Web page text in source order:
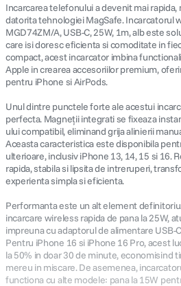
Incarcarea telefonului a devenit mai rapida,
datorita tehnologiei MagSafe. Incarcatorul
MGD74ZM/A, USB-C, 25W, 1m, alb este
care isi doresc eficienta si comoditate in
compact, acest incarcator imbina
Apple in crearea accesoriilor premium,
pentru iPhone si AirPods.
Unul dintre punctele forte ale acestui
perfecta. Magneții integrati se fixeaza
ului compatibil, eliminand grija alinierii
Aceasta caracteristica este disponibila
ulterioare, inclusiv iPhone 13, 14, 15 si 16.
rapida, stabila si lipsita de intreruperi,
experienta simpla si eficienta.
Performanta este un alt element
incarcare wireless rapida de pana la 25W,
impreuna cu adaptorul de alimentare USB-
Pentru iPhone 16 si iPhone 16 Pro, acest
la 50% in doar 30 de minute, economisind
mereu in miscare. De asemenea,
functiona cu alte modele: pana la 15W